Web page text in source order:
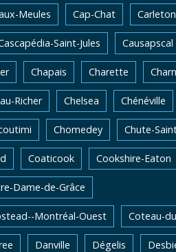
Meules Cap-Chat Carleton
Saint-Jules Causapscal
Chapais Charette
Richer Chelsea Chénéville
Chomedey Chute-
Coaticook Cookshire-Eaton
Dame-de-Grâce
Montréal-Ouest Coteau-
Danville Dégelis